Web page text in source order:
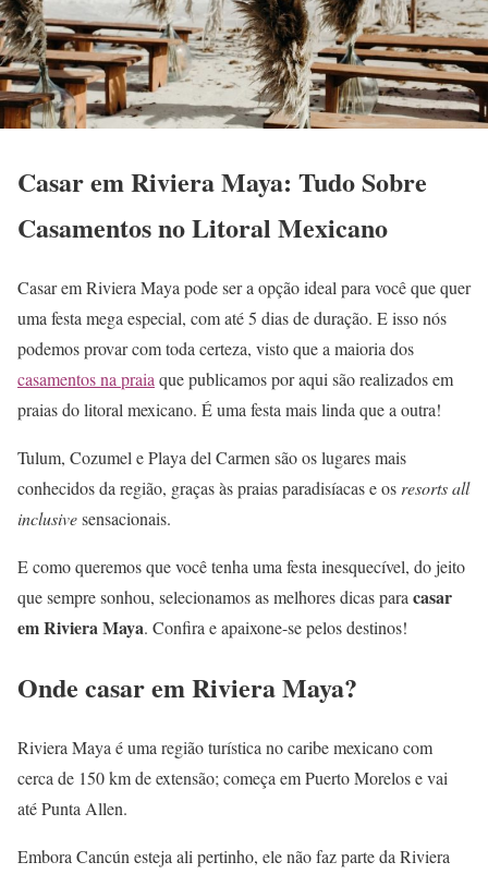
Casar em Riviera Maya: Tudo Sobre
Casamentos no Litoral Mexicano
Casar em Riviera Maya pode ser a opção ideal para você que quer
uma festa mega especial, com até 5 dias de duração. E isso nós
podemos provar com toda certeza, visto que a maioria dos
casamentos na praiaque publicamos por aqui são realizados em
praias do litoral mexicano. É uma festa mais linda que a outra!
Tulum, Cozumel e Playa del Carmen são os lugares mais
conhecidos da região, graças às praias paradisíacas e osresorts all
inclusivesensacionais.
E como queremos que você tenha uma festa inesquecível, do jeito
que sempre sonhou, selecionamos as melhores dicas paracasar
em Riviera Maya. Confira e apaixone-se pelos destinos!
Onde casar em Riviera Maya?
Riviera Maya é uma região turística no caribe mexicano com
cerca de 150 km de extensão; começa em Puerto Morelos e vai
até Punta Allen.
Embora Cancún esteja ali pertinho, ele não faz parte da Riviera